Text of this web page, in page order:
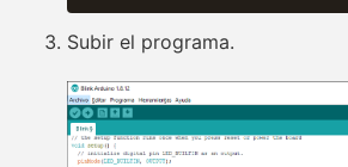
Subir el programa.